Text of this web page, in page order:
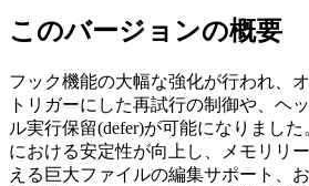
このバージョンの概要
フック機能の大幅な強化が行われ、
トリガーにした再試行の制御や、ヘ
ル実行保留(defer)が可能になりまし
における安定性が向上し、メモリリ
える巨大ファイルの編集サポート、